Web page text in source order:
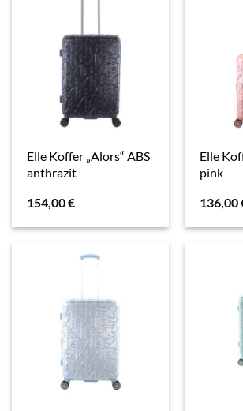
Elle Koffer „Alors“ ABS
anthrazit
154,00€
Elle
pink
136,00